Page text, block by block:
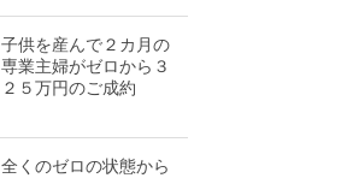
子供を産んで２カ月の
専業主婦がゼロから３
２５万円のご成約
全くのゼロの状態から